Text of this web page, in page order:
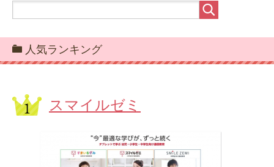
人気ランキング
スマイルゼミ